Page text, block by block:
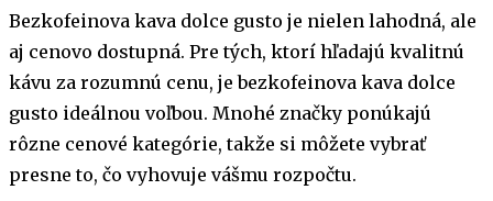
Bezkofeinova kava dolce gusto je nielen lahodná, ale
aj cenovo dostupná. Pre tých, ktorí hľadajú kvalitnú
kávu za rozumnú cenu, je bezkofeinova kava dolce
gusto ideálnou voľbou. Mnohé značky ponúkajú
rôzne cenové kategórie, takže si môžete vybrať
presne to, čo vyhovuje vášmu rozpočtu.